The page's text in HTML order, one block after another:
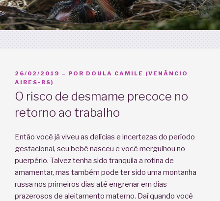
PUBLICADO
EM
26/02/2019 – POR DOULA CAMILE (VENÂNCIO
AIRES-RS)
O risco de desmame precoce no
retorno ao trabalho
Então você já viveu as delícias e incertezas do período
gestacional, seu bebê nasceu e você mergulhou no
puerpério. Talvez tenha sido tranquila a rotina de
amamentar, mas também pode ter sido uma montanha
russa nos primeiros dias até engrenar em dias
prazerosos de aleitamento materno. Daí quando você